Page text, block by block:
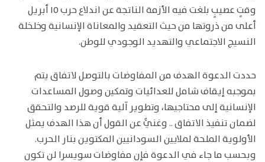
وقتٍ عصيبٍ بلغت فيه الأزمة الناتجة عن اندلاع حرب ١٥ أبريل
أعلى من ذروتها من حيث التعقيد والمعاناة الإنسانية وخلخلة
النسيج الاجتماعي والتهديد الوجودي للوطن.
حددت الدعوة الهدف من المفاوضات بالتوصل لاتفاق يتم
بموجبه إيقاف شامل للعدائيات وتمكين وصول المساعدات
الإنسانية إلى محتاجيها، وتطوير آلية قوية للرصد والتحقق
لضمان تنفيذ الاتفاق .. وغنيٌّ عن القول أن هذا الهدف يمثل
الأولوية الملحة لملايين السودانيين المكتوين بنار الحرب.
وبحسب ما جاء في الدعوة فإن مفاوضات سويسرا لن تكون